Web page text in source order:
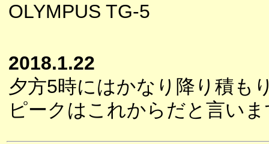
OLYMPUS TG-5
2018.1.22
夕方5時にはかなり降り積も
ピークはこれからだと言い